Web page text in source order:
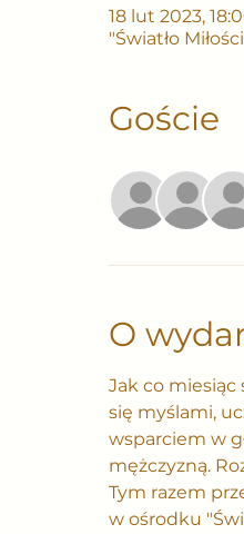
18 lut 2023,
"Światło
Goście
O
Jak co
się myślami,
wsparciem w
mężczyzną.
Tym razem
w ośrodku